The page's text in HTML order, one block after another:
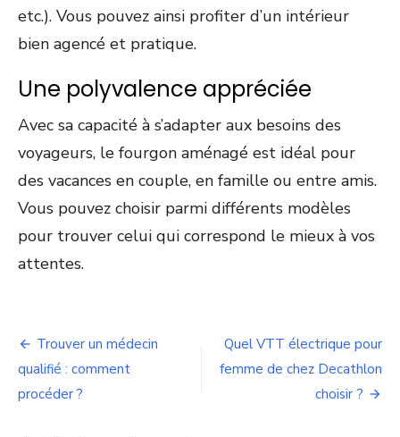
etc.). Vous pouvez ainsi profiter d’un intérieur
bien agencé et pratique.
Une polyvalence appréciée
Avec sa capacité à s’adapter aux besoins des
voyageurs, le fourgon aménagé est idéal pour
des vacances en couple, en famille ou entre amis.
Vous pouvez choisir parmi différents modèles
pour trouver celui qui correspond le mieux à vos
attentes.
Navigation
de
l’article
Trouver un médecin
qualifié : comment
procéder ?
Quel VTT électrique pour
femme de chez Decathlon
choisir ?